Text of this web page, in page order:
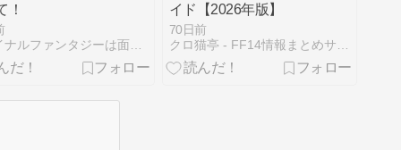
！
イド【2026年版】
70日前